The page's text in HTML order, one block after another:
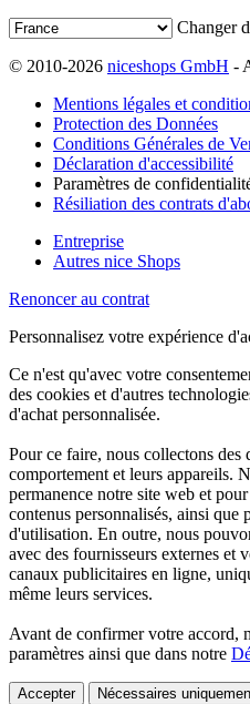
Changer
© 2010-2026 niceshops GmbH -
Mentions légales et
Protection des Données
Conditions Générales de
Déclaration d'accessibilité
Paramètres de
Résiliation des contrats
Entreprise
Autres nice Shops
Renoncer au contrat
Personnalisez votre expérience
Ce n'est qu'avec votre
des cookies et d'autres
d'achat personnalisée.
Pour ce faire, nous collectons des
comportement et leurs appareils.
permanence notre site web et
contenus personnalisés, ainsi que
d'utilisation. En outre, nous
avec des fournisseurs externes et
canaux publicitaires en ligne,
même leurs services.
Avant de confirmer votre accord,
paramètres ainsi que dans notre
Accepter Nécessaires